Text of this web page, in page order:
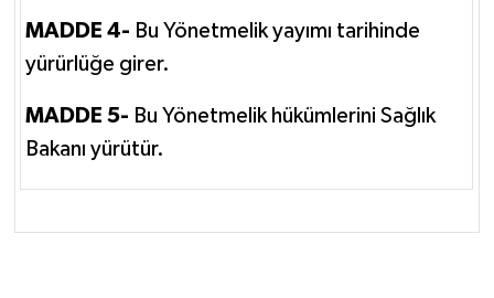
MADDE 4- Bu Yönetmelik yayımı tarihinde
yürürlüğe girer.
MADDE 5- Bu Yönetmelik hükümlerini Sağlık
Bakanı yürütür.